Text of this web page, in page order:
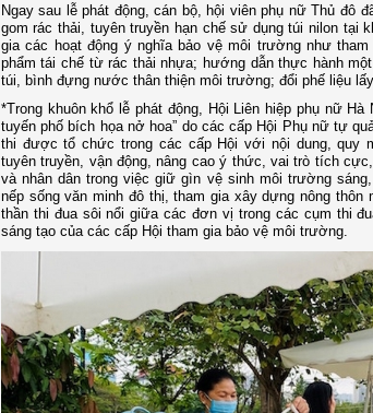
Ngay sau lễ phát động, cán bộ, hội viên phụ nữ Thủ đô
gom rác thải, tuyên truyền hạn chế sử dụng túi nilon tại
gia các hoạt động ý nghĩa bảo vệ môi trường như
phẩm tái chế từ rác thải nhựa; hướng dẫn thực hành
túi, bình đựng nước thân thiện môi trường; đổi phế liệu
*Trong khuôn khổ lễ phát động, Hội Liên hiệp phụ nữ
tuyến phố bích họa nở hoa” do các cấp Hội Phụ nữ tự
thi được tổ chức trong các cấp Hội với nội dung, quy
tuyên truyền, vận động, nâng cao ý thức, vai trò tích
và nhân dân trong việc giữ gìn vệ sinh môi trường
nếp sống văn minh đô thị, tham gia xây dựng nông
thần thi đua sôi nổi giữa các đơn vị trong các cụm thi
sáng tạo của các cấp Hội tham gia bảo vệ môi trường.